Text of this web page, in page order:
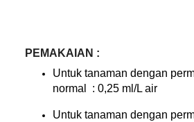
PEMAKAIAN :
Untuk tanaman dengan
normal : 0,25 ml/L air
Untuk tanaman dengan